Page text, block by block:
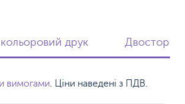
друк
вимогами. Ціни наведені з ПДВ.